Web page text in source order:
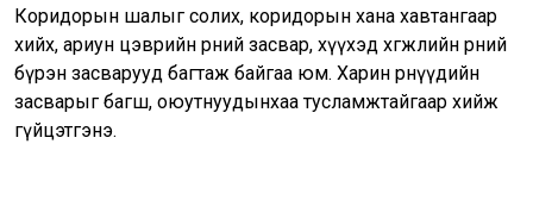
Коридорын шалыг солих, коридорын хана хавтангаар
хийх, ариун цэврийн өрөөний засвар, хүүхэд хөгжлийн өрөөний
бүрэн засварууд багтаж байгаа юм. Харин өрөөнүүдийн
засварыг багш, оюутнуудынхаа тусламжтайгаар хийж
гүйцэтгэнэ.